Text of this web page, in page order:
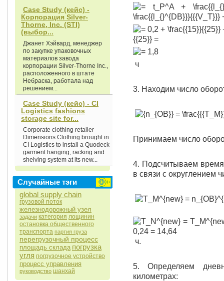
Case Study (кейс) -
Корпорация Silver-
Thorne, Inc. (STI)
(выбор...
Джанет Хэйвард, менеджер
по закупке упаковочных
материалов завода
корпорации Silver-Thorne Inc.,
расположенного в штате
Небраска, работала над
решением...
Case Study (кейс) - CI
Logistics fashions
storage site for...
Corporate clothing retailer
Dimensions Clothing brought in
CI Logistics to install a Quodeck
garment hanging, racking and
shelving system at its new...
Случайные тэги
global supply chain
грузовой поток
железнодорожный узел
задачи категория лощинин
остановка общественного
транспорта партия груза
перегрузочный процесс
площадь склада погрузка
угля погрузочное устройство
процесс управления
руководство шанхай
ч
3. Находим число
Принимаем число
4. Подсчитываем
в связи с округлением
ч.
5. Определяем
километрах: